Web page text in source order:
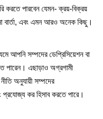
করতে পারবেন যেমন- ক্রয়-বিক্রয়
বার্তা, এবং এমন আরও অনেক কিছু।
আপনি সম্পদের ডেপ্রিসিয়েশন বা
পারেন। এছাড়াও অগ্রগামী
অনুযায়ী সম্পদের
প্রযোজ্য কর হিসাব করতে পারে।